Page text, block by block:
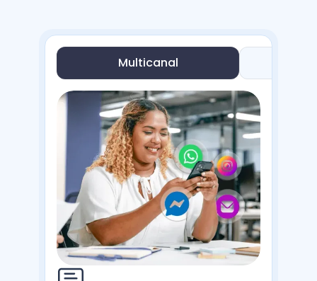
Multicanal